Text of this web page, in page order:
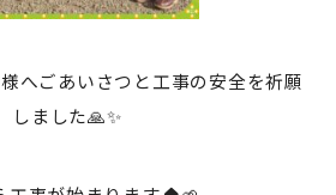
へごあいさつと工事の安全を祈願
しました🙏✨